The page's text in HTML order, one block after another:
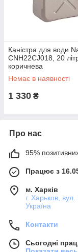
Каністра для води
CNH22CJ018, 20
коричнева
Немає в наявності
1 330 ₴
Про нас
95% позитивних
Працює з
м. Харків
г. Харьков,
Україна
Контакти
Сьогодні